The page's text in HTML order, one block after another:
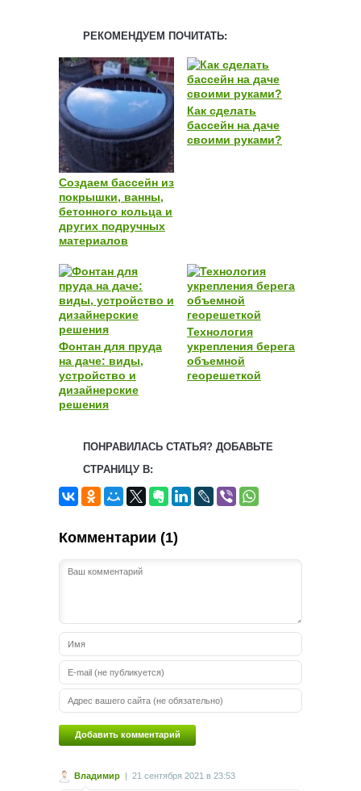
РЕКОМЕНДУЕМ ПОЧИТАТЬ:
Создаем бассейн из
покрышки, ванны,
бетонного кольца и
других подручных
материалов
Как сделать
бассейн на даче
своими руками?
Фонтан для пруда
на даче: виды,
устройство и
дизайнерские
решения
Технология
укрепления берега
объемной
георешеткой
ПОНРАВИЛАСЬ СТАТЬЯ? ДОБАВЬТЕ
СТРАНИЦУ В:
Комментарии (1)
Владимир | 21 сентября 2021 в 23:53